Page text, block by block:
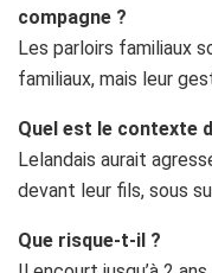
compagne ?
Les parloirs familiaux
familiaux, mais leur
Quel est le contexte
Lelandais aurait
devant leur fils, sous
Que risque-t-il ?